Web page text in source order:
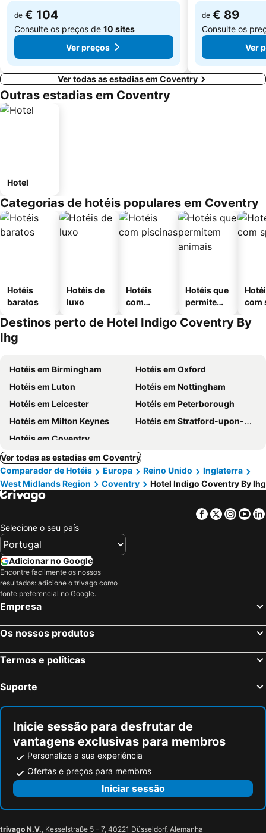
de € 104
Consulte os preços de 10 sites
Ver preços
de € 89
Consulte os
Ver
Ver todas as estadias em Coventry
Outras estadias em Coventry
Hotel
Categorias de hotéis populares em Coventry
Hotéis
baratos
Hotéis de
luxo
Hotéis
com
Hotéis que
permitem
com
Destinos perto de Hotel Indigo Coventry By
Ihg
Hotéis em Birmingham
Hotéis em Oxford
Hotéis em Luton
Hotéis em Nottingham
Hotéis em Leicester
Hotéis em Peterborough
Hotéis em Milton Keynes
Hotéis em Stratford-upon-Avon
Hotéis em Coventry
Ver todas as estadias em Coventry
Comparador de Hotéis
Europa Reino Unido
Inglaterra
West Midlands Region
Coventry Hotel Indigo Coventry By Ihg
Facebook
Twitter
Selecione o seu país
Adicionar no Google
Encontre facilmente os nossos
resultados: adicione o trivago como
fonte preferencial no Google.
Empresa
Os nossos produtos
Termos e políticas
Suporte
Inicie sessão para desfrutar de
vantagens exclusivas para membros
Personalize a sua experiência
Ofertas e preços para membros
Iniciar sessão
trivago N.V., Kesselstraße 5 – 7, 40221 Düsseldorf, Alemanha